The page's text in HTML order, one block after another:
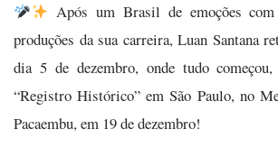
Após um Brasil de emoções
produções da sua carreira, Luan Santana
dia 5 de dezembro, onde tudo
“Registro Histórico” em São Paulo, no
Pacaembu, em 19 de dezembro!